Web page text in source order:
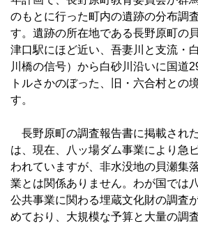
のもとに行った町内の遺跡の分布調
す。遺跡の所在地である長野原町の
津口駅にほど近い、吾妻川と支流・
川橋の信号）から白砂川沿いに国道
トルさかのぼった、旧・六合村との
す。
長野原町の調査報告書に掲載され
は、現在、八ッ場ダム事業により急
われていますが、非水没地の貝瀬集
業とは関係ありません。わが国では
公共事業に関わる埋蔵文化財の調査
めており、大規模な予算と大量の調